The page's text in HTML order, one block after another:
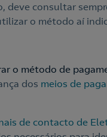
deve consultar
o método aí
o método de
dos meios de
de contacto de